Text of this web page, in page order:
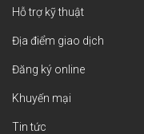
Hỗ trợ kỹ thuật
Địa điểm giao dịch
Đăng ký online
Khuyến mại
Tin tức